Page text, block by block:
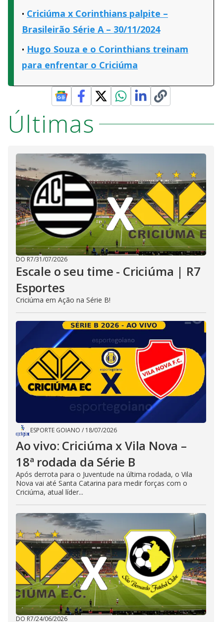
Criciúma x Corinthians palpite –
Brasileirão Série A – 30/11/2024
Hugo Souza e o Corinthians treinam
para enfrentar o Criciúma
Últimas
DO R7/31/07/2026
Escale o seu time - Criciúma | R7
Esportes
Criciúma em Ação na Série B!
ESPORTE GOIANO / 18/07/2026
Ao vivo: Criciúma x Vila Nova –
18ª rodada da Série B
Após derrota para o Juventude na última rodada, o Vila
Nova vai até Santa Catarina para medir forças com o
Criciúma, atual líder...
DO R7/24/06/2026